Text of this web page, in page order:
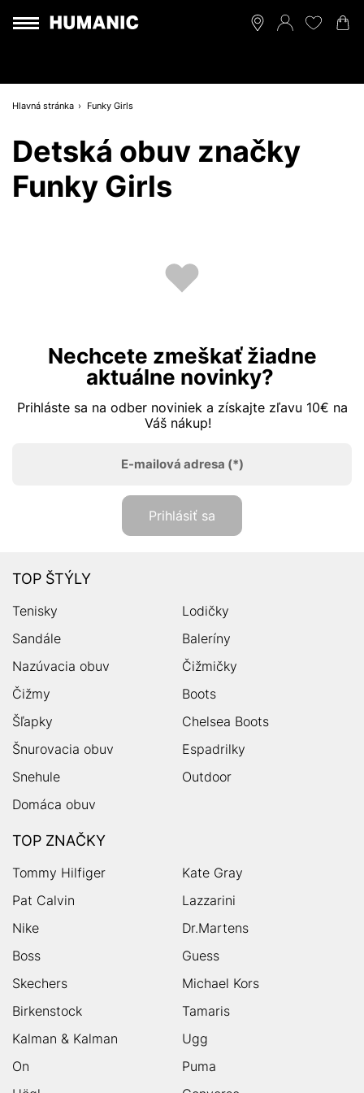
Hlavná stránka Funky Girls
Detská obuv značky
Funky Girls
Nechcete zmeškať žiadne
aktuálne novinky?
Prihláste sa na odber noviniek a získajte zľavu 10€ na
Váš nákup!
E-mailová adresa (*)
Prihlásiť sa
TOP ŠTÝLY
Tenisky
Lodičky
Sandále
Baleríny
Nazúvacia obuv
Čižmičky
Čižmy
Boots
Šľapky
Chelsea Boots
Šnurovacia obuv
Espadrilky
Snehule
Outdoor
Domáca obuv
TOP ZNAČKY
Tommy Hilfiger
Kate Gray
Pat Calvin
Lazzarini
Nike
Dr.Martens
Boss
Guess
Skechers
Michael Kors
Birkenstock
Tamaris
Kalman & Kalman
Ugg
On
Puma